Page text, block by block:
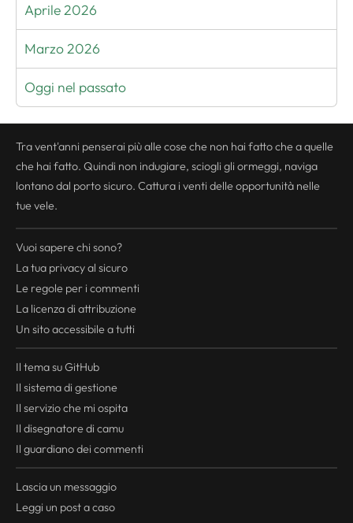
Aprile 2026
Marzo 2026
Oggi nel passato
Tra vent'anni penserai più alle cose che non hai fatto che a quelle
che hai fatto. Quindi non indugiare, sciogli gli ormeggi, naviga
lontano dal porto sicuro. Cattura i venti delle opportunità nelle
tue vele.
Vuoi sapere chi sono?
La tua privacyal sicuro
Le regole per i commenti
La licenza di attribuzione
Un sito accessibile a tutti
Il tema su GitHub
Il sistema di gestione
Il servizio che mi ospita
Il disegnatore di camu
Il guardiano dei commenti
Lascia un messaggio
Leggi un post a caso